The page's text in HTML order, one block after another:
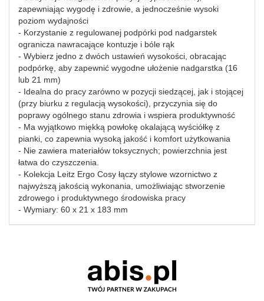
zapewniając wygodę i zdrowie, a jednocześnie wysoki
poziom wydajności
- Korzystanie z regulowanej podpórki pod nadgarstek
ogranicza nawracające kontuzje i bóle rąk
- Wybierz jedno z dwóch ustawień wysokości, obracając
podpórkę, aby zapewnić wygodne ułożenie nadgarstka (16
lub 21 mm)
- Idealna do pracy zarówno w pozycji siedzącej, jak i stojącej
(przy biurku z regulacją wysokości), przyczynia się do
poprawy ogólnego stanu zdrowia i wspiera produktywność
- Ma wyjątkowo miękką powłokę okalającą wyściółkę z
pianki, co zapewnia wysoką jakość i komfort użytkowania
- Nie zawiera materiałów toksycznych; powierzchnia jest
łatwa do czyszczenia.
- Kolekcja Leitz Ergo Cosy łączy stylowe wzornictwo z
najwyższą jakością wykonania, umożliwiając stworzenie
zdrowego i produktywnego środowiska pracy
- Wymiary: 60 x 21 x 183 mm